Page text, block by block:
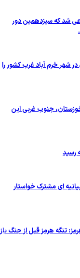
شد که سیزدهمین دور
خرم آباد غرب کشور را
خوزستان، جنوب غربی این
ای مشترک خواستار
تنگه هرمز قبل از جنگ باز